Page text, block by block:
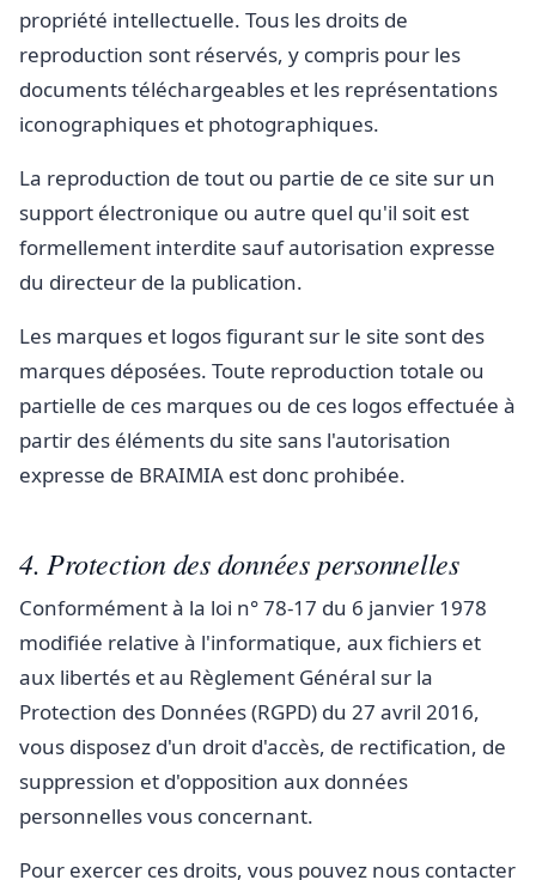
propriété intellectuelle. Tous les droits de
reproduction sont réservés, y compris pour les
documents téléchargeables et les représentations
iconographiques et photographiques.
La reproduction de tout ou partie de ce site sur un
support électronique ou autre quel qu'il soit est
formellement interdite sauf autorisation expresse
du directeur de la publication.
Les marques et logos figurant sur le site sont des
marques déposées. Toute reproduction totale ou
partielle de ces marques ou de ces logos effectuée à
partir des éléments du site sans l'autorisation
expresse de BRAIMIA est donc prohibée.
4. Protection des données personnelles
Conformément à la loi n° 78-17 du 6 janvier 1978
modifiée relative à l'informatique, aux fichiers et
aux libertés et au Règlement Général sur la
Protection des Données (RGPD) du 27 avril 2016,
vous disposez d'un droit d'accès, de rectification, de
suppression et d'opposition aux données
personnelles vous concernant.
Pour exercer ces droits, vous pouvez nous contacter